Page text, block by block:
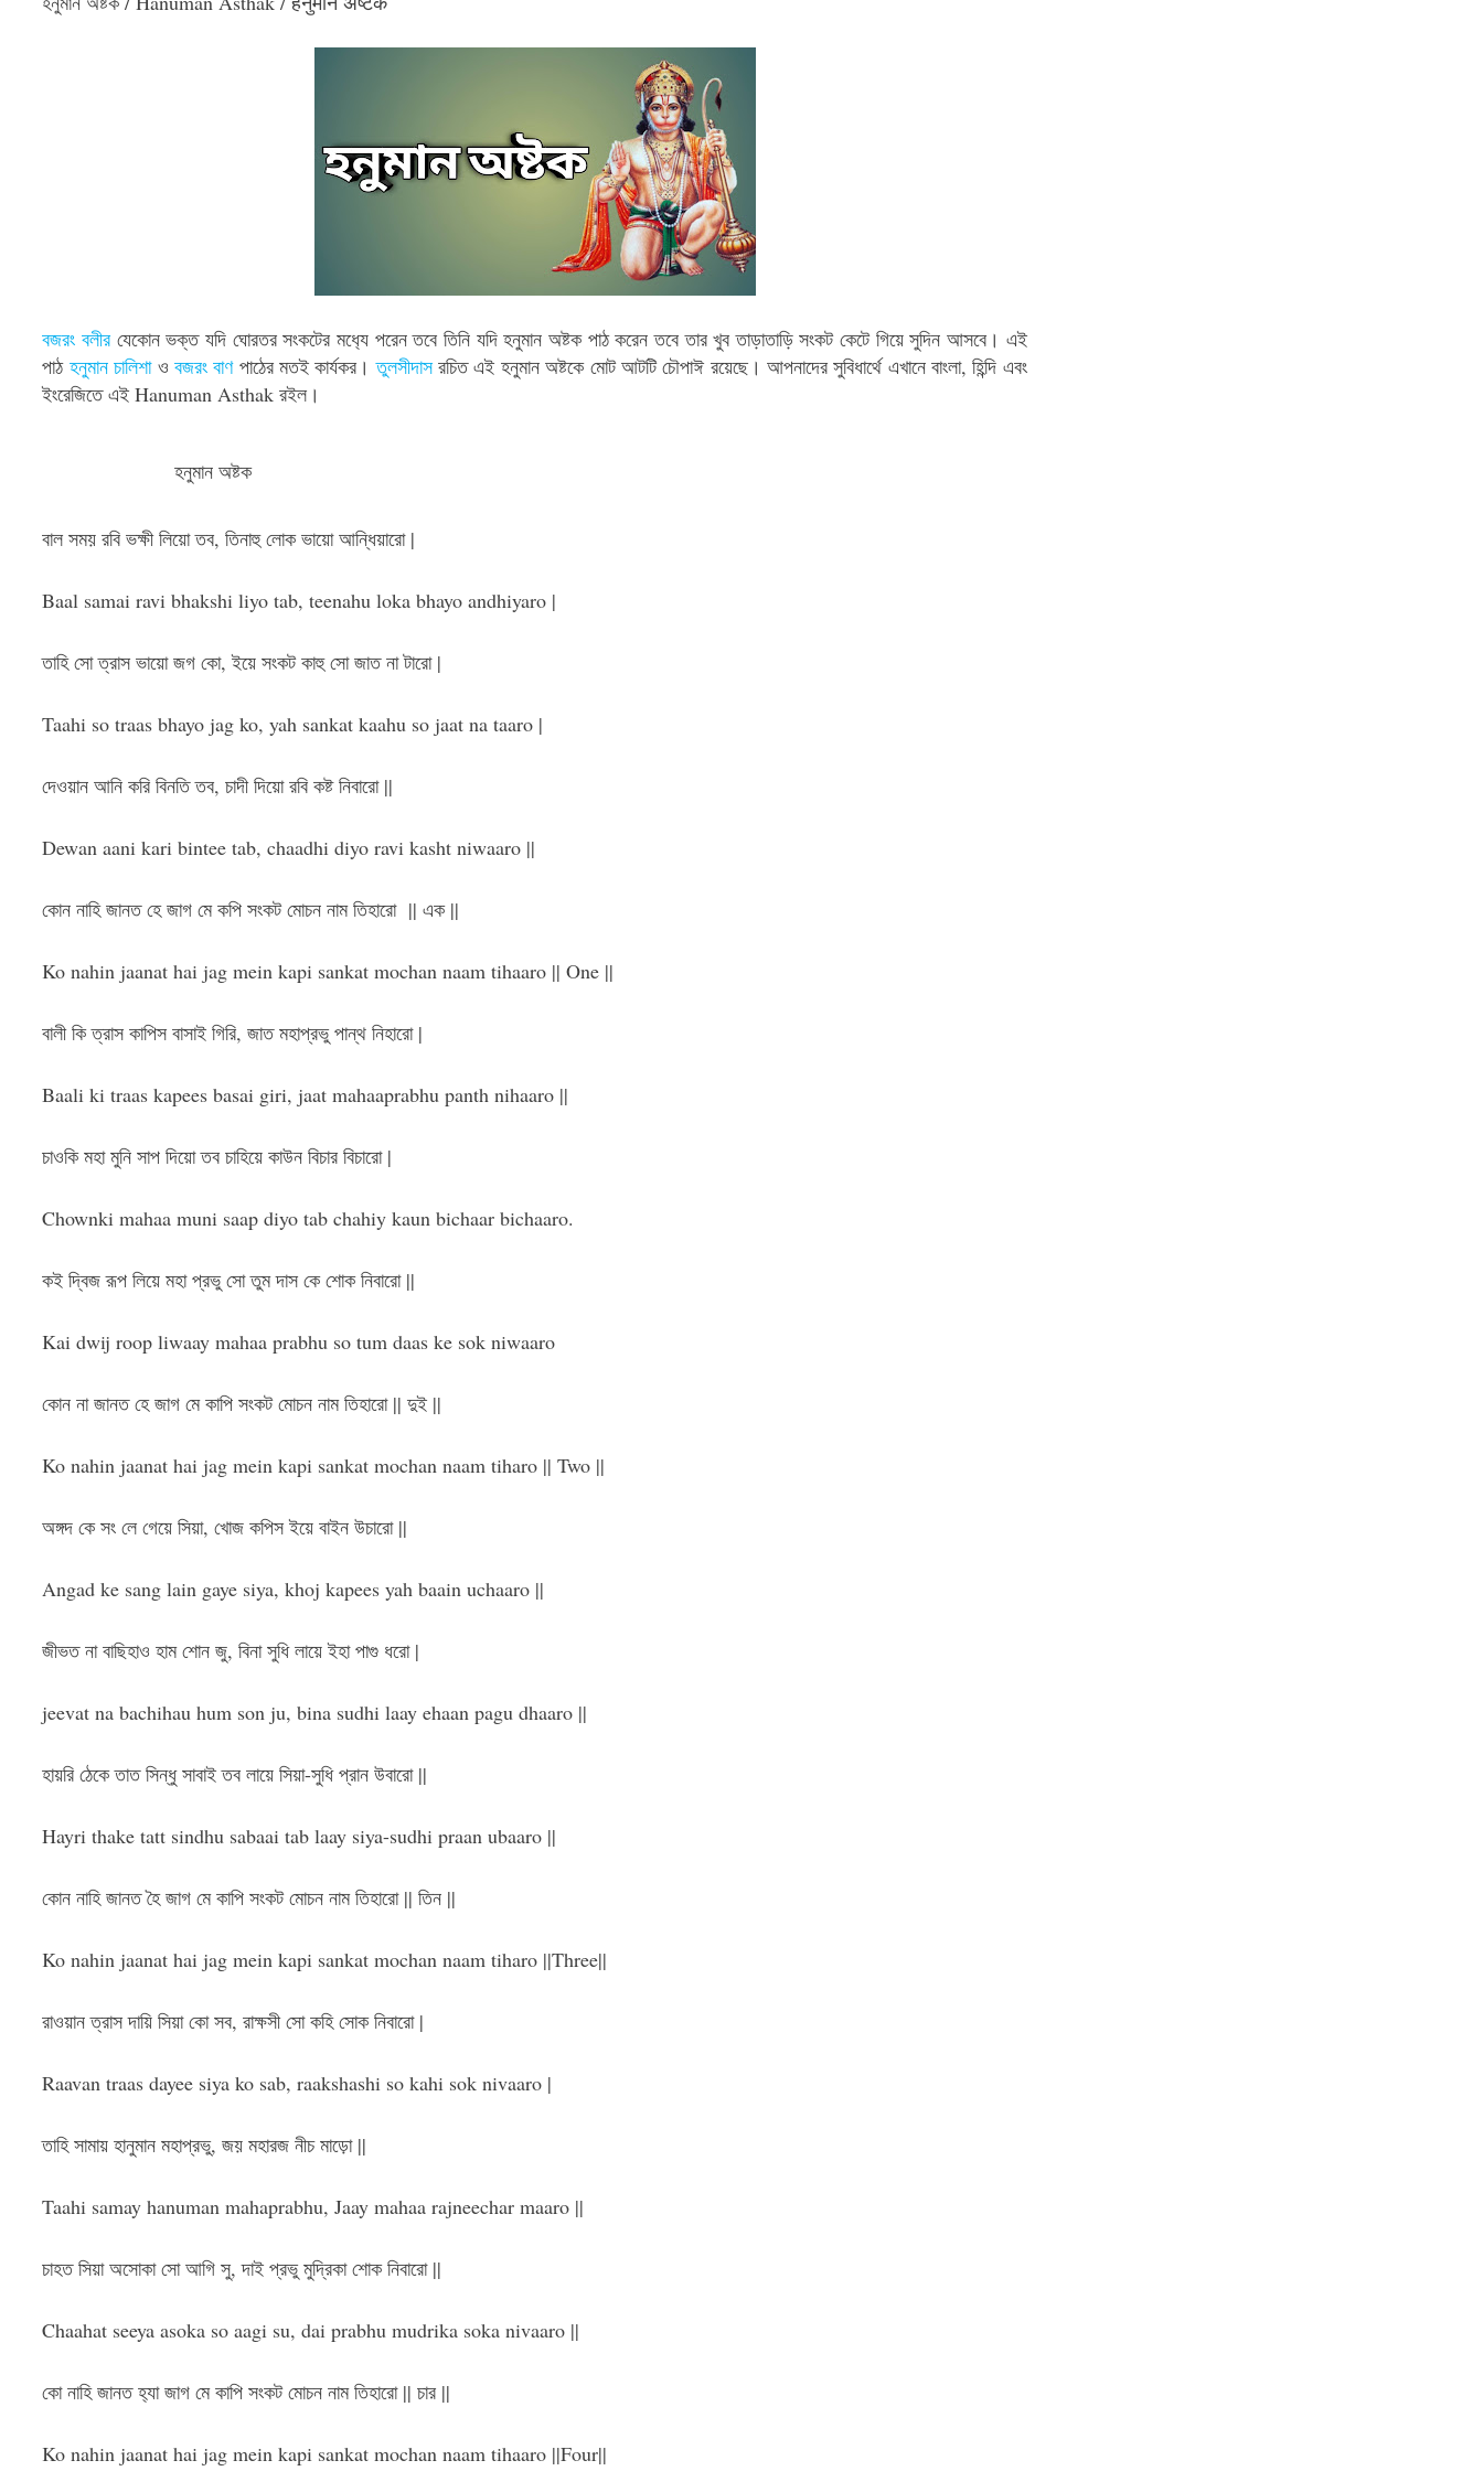
বজরং বলীর যেকোন ভক্ত যদি ঘোরতর সংকটের মধ‍্যে পরেন তবে তিনি যদি হনুমান অষ্টক পাঠ করেন তবে তার খুব তাড়াতাড়ি সংকট কেটে গিয়ে সুদিন আসবে। এই
পাঠ হনুমান চালিশা ও বজরং বাণ পাঠের মতই কার্যকর। তুলসীদাস রচিত এই হনুমান অষ্টকে মোট আটটি চৌপাঈ রয়েছে। আপনাদের সুবিধার্থে এখানে বাংলা, হিন্দি এবং
ইংরেজিতে এই Hanuman Asthak রইল।
হনুমান অষ্টক
বাল সময় রবি ভক্ষী লিয়ো তব, তিনাহু লোক ভায়ো আন্ধিয়ারো |
Baal samai ravi bhakshi liyo tab, teenahu loka bhayo andhiyaro |
তাহি সো ত্রাস ভায়ো জগ কো, ইয়ে সংকট কাহু সো জাত না টারো |
Taahi so traas bhayo jag ko, yah sankat kaahu so jaat na taaro |
দেওয়ান আনি করি বিনতি তব, চাদী দিয়ো রবি কষ্ট নিবারো ||
Dewan aani kari bintee tab, chaadhi diyo ravi kasht niwaaro ||
কোন নাহি জানত হে জাগ মে কপি সংকট মোচন নাম তিহারো  || এক ||
Ko nahin jaanat hai jag mein kapi sankat mochan naam tihaaro || One ||
বালী কি ত্রাস কাপিস বাসাই গিরি, জাত মহাপ্রভু পান্থ নিহারো |
Baali ki traas kapees basai giri, jaat mahaaprabhu panth nihaaro ||
চাওকি মহা মুনি সাপ দিয়ো তব চাহিয়ে কাউন বিচার বিচারো |
Chownki mahaa muni saap diyo tab chahiy kaun bichaar bichaaro.
কই দ্বিজ রূপ লিয়ে মহা প্রভু সো তুম দাস কে শোক নিবারো ||
Kai dwij roop liwaay mahaa prabhu so tum daas ke sok niwaaro
কোন না জানত হে জাগ মে কাপি সংকট মোচন নাম তিহারো || দুই ||
Ko nahin jaanat hai jag mein kapi sankat mochan naam tiharo || Two ||
অঙ্গদ কে সং লে গেয়ে সিয়া, খোজ কপিস ইয়ে বাইন উচারো ||
Angad ke sang lain gaye siya, khoj kapees yah baain uchaaro ||
জীভত না বাছিহাও হাম শোন জু, বিনা সুধি লায়ে ইহা পাগু ধরো |
jeevat na bachihau hum son ju, bina sudhi laay ehaan pagu dhaaro ||
হায়রি ঠেকে তাত সিন্ধু সাবাই তব লায়ে সিয়া-সুধি প্রান উবারো ||
Hayri thake tatt sindhu sabaai tab laay siya-sudhi praan ubaaro ||
কোন নাহি জানত হৈ জাগ মে কাপি সংকট মোচন নাম তিহারো || তিন ||
Ko nahin jaanat hai jag mein kapi sankat mochan naam tiharo ||Three||
রাওয়ান ত্রাস দায়ি সিয়া কো সব, রাক্ষসী সো কহি সোক নিবারো |
Raavan traas dayee siya ko sab, raakshashi so kahi sok nivaaro |
তাহি সামায় হানুমান মহাপ্রভু, জয় মহারজ নীচ মাড়ো ||
Taahi samay hanuman mahaprabhu, Jaay mahaa rajneechar maaro ||
চাহত সিয়া অসোকা সো আগি সু, দাই প্রভু মুদ্রিকা শোক নিবারো ||
Chaahat seeya asoka so aagi su, dai prabhu mudrika soka nivaaro ||
কো নাহি জানত হ‍্যা জাগ মে কাপি সংকট মোচন নাম তিহারো || চার ||
Ko nahin jaanat hai jag mein kapi sankat mochan naam tihaaro ||Four||